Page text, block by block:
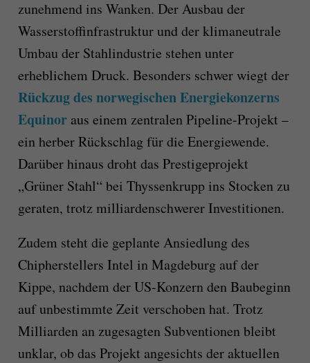
zunehmend ins Wanken. Der Ausbau der
Wasserstoffinfrastruktur und der klimaneutrale
Umbau der Stahlindustrie stehen unter
erheblichem Druck. Besonders schwer wiegt der
Rückzug des norwegischen Energiekonzerns
Equinoraus einem zentralen Pipeline-Projekt –
ein herber Rückschlag für die Energiewende.
Darüber hinaus droht das Prestigeprojekt
„Grüner Stahl“ bei Thyssenkrupp ins Stocken zu
geraten, trotz milliardenschwerer Investitionen.
Zudem steht die geplante Ansiedlung des
Chipherstellers Intel in Magdeburg auf der
Kippe, nachdem der US-Konzern den Baubeginn
auf unbestimmte Zeit verschoben hat. Trotz
Milliarden an zugesagten Subventionen bleibt
unklar, ob das Projekt angesichts der aktuellen